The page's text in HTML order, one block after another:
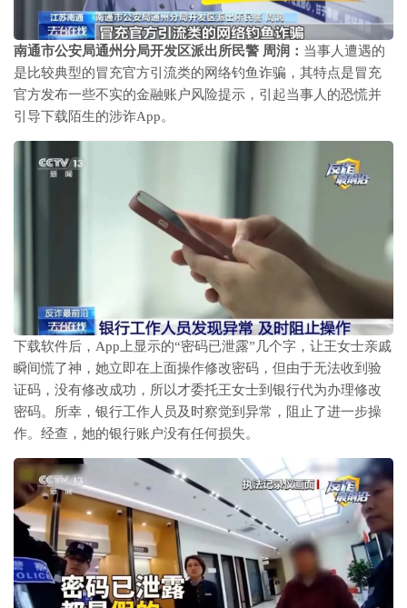
南通市公安局通州分局开发区派出所民警 周润： 当事人遭遇的
是比较典型的冒充官方引流类的网络钓鱼诈骗，其特点是冒充
官方发布一些不实的金融账户风险提示，引起当事人的恐慌并
引导下载陌生的涉诈App。
下载软件后，App上显示的“密码已泄露”几个字，让王女士亲戚
瞬间慌了神，她立即在上面操作修改密码，但由于无法收到验
证码，没有修改成功，所以才委托王女士到银行代为办理修改
密码。所幸，银行工作人员及时察觉到异常，阻止了进一步操
作。经查，她的银行账户没有任何损失。